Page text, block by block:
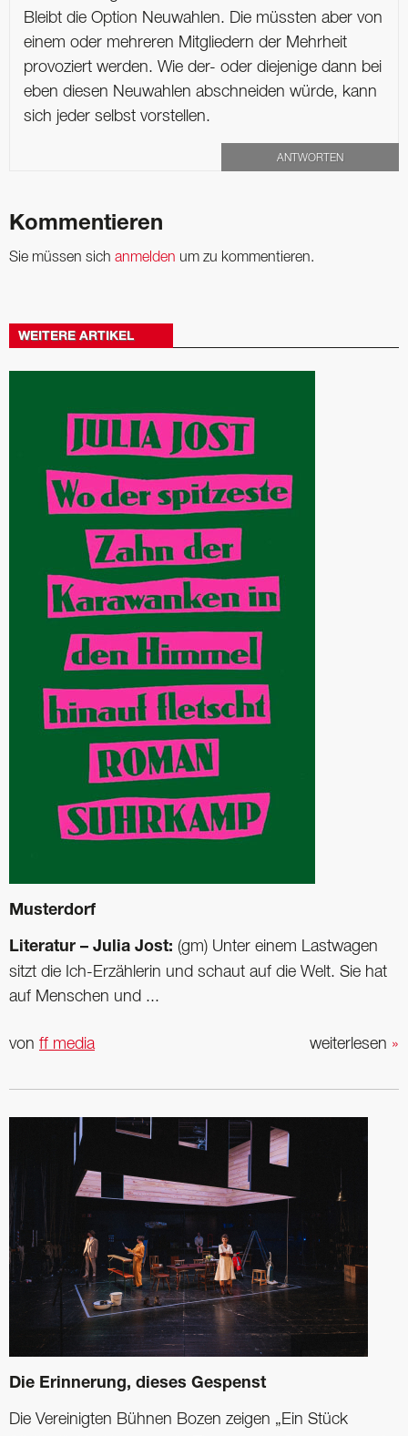
Bleibt die Option Neuwahlen. Die müssten aber von
einem oder mehreren Mitgliedern der Mehrheit
provoziert werden. Wie der- oder diejenige dann bei
eben diesen Neuwahlen abschneiden würde, kann
sich jeder selbst vorstellen.
ANTWORTEN
Kommentieren
Sie müssen sich anmelden um zu kommentieren.
WEITERE ARTIKEL
Musterdorf
Literatur – Julia Jost: (gm) Unter einem Lastwagen
sitzt die Ich-Erzählerin und schaut auf die Welt. Sie hat
auf Menschen und ...
weiterlesen »
von ff media
Die Erinnerung, dieses Gespenst
Die Vereinigten Bühnen Bozen zeigen „Ein Stück